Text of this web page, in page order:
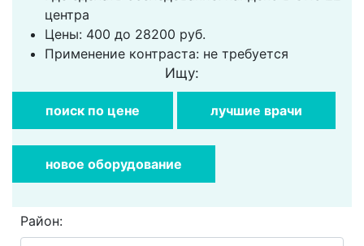
центра
Цены: 400 до 28200 руб.
Применение контраста: не требуется
Ищу:
поиск по цене лучшие врачи
новое оборудование
Район: